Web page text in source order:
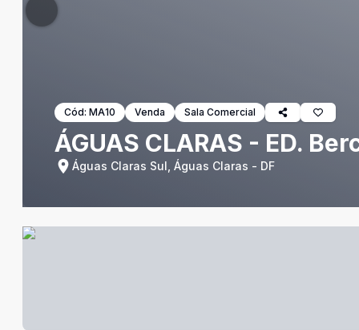
Cód: MA10 Venda Sala Comercial
ÁGUAS CLARAS - ED.
Águas Claras Sul, Águas Claras - DF